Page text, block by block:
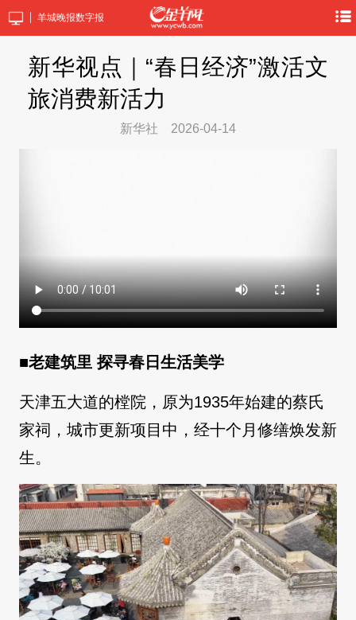
羊城晚报数字报
新华视点｜“春日经济”激活文
旅消费新活力
新华社 2026-04-14
■老建筑里 探寻春日生活美学
天津五大道的樘院，原为1935年始建的蔡氏
家祠，城市更新项目中，经十个月修缮焕发新
生。